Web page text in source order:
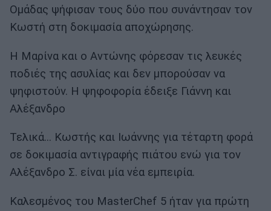
Ομάδας ψήφισαν τους δύο που συνάντησαν τον
Κωστή στη δοκιμασία αποχώρησης.
Η Μαρίνα και ο Αντώνης φόρεσαν τις λευκές
ποδιές της ασυλίας και δεν μπορούσαν να
ψηφιστούν. Η ψηφοφορία έδειξε Γιάννη και
Αλέξανδρο
Τελικά... Κωστής και Ιωάννης για τέταρτη φορά
σε δοκιμασία αντιγραφής πιάτου ενώ για τον
Αλέξανδρο Σ. είναι μία νέα εμπειρία.
Καλεσμένος του MasterChef 5 ήταν για πρώτη